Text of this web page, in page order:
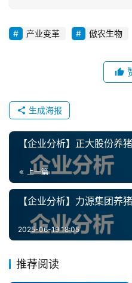
讯
分
告
产业变革 傲农生物
生成海报
【企业分析】正大股份养
上一篇
【企业分析】力源集团养
2025-06-19 18:05
推荐阅读